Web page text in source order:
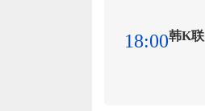
18:00韩K联